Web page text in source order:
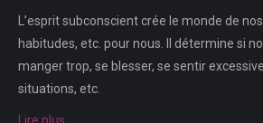
L’esprit subconscient crée le monde de
habitudes, etc. pour nous. Il détermine si
manger trop, se blesser, se sentir
situations, etc.